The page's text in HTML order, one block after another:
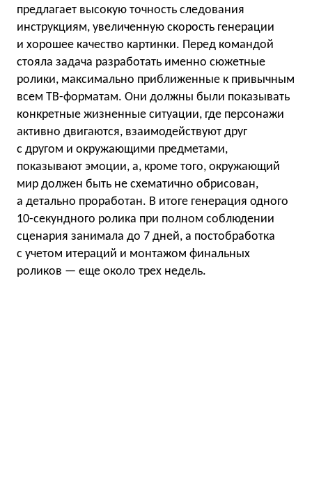
предлагает высокую точность следования
инструкциям, увеличенную скорость генерации
и хорошее качество картинки. Перед командой
стояла задача разработать именно сюжетные
ролики, максимально приближенные к привычным
всем ТВ-форматам. Они должны были показывать
конкретные жизненные ситуации, где персонажи
активно двигаются, взаимодействуют друг
с другом и окружающими предметами,
показывают эмоции, а, кроме того, окружающий
мир должен быть не схематично обрисован,
а детально проработан. В итоге генерация одного
10-секундного ролика при полном соблюдении
сценария занимала до 7 дней, а постобработка
с учетом итераций и монтажом финальных
роликов — еще около трех недель.